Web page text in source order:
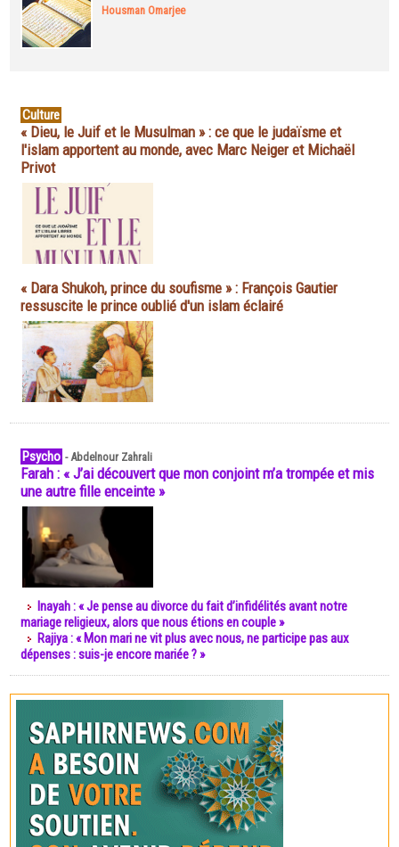
Housman Omarjee
Culture
« Dieu, le Juif et le Musulman » : ce que le judaïsme et
l'islam apportent au monde, avec Marc Neiger et Michaël
Privot
« Dara Shukoh, prince du soufisme » : François Gautier
ressuscite le prince oublié d'un islam éclairé
Psycho -Abdelnour Zahrali
Farah : « J’ai découvert que mon conjoint m’a trompée et mis
une autre fille enceinte »
Inayah : « Je pense au divorce du fait d’infidélités avant notre
mariage religieux, alors que nous étions en couple »
Rajiya : « Mon mari ne vit plus avec nous, ne participe pas aux
dépenses : suis-je encore mariée ? »